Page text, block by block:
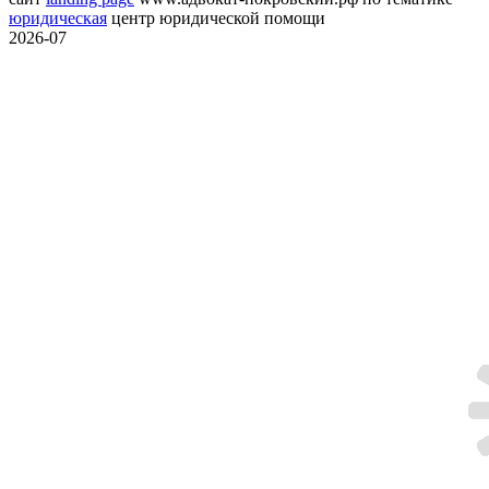
юридическая центр юридической помощи
2026-07